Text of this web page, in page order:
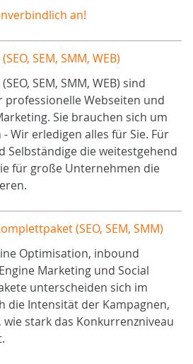
an!
SEM, SMM, WEB)
SEM, SMM, WEB) sind
Webseiten und
Sie brauchen sich um
Wir erledigen alles für Sie. Für
Selbständige die weitestgehend
für große Unternehmen die
(SEO, SEM, SMM)
Optimisation, inbound
Marketing und Social
unterscheiden sich im
die Intensität der Kampagnen,
stark das Konkurrenzniveau